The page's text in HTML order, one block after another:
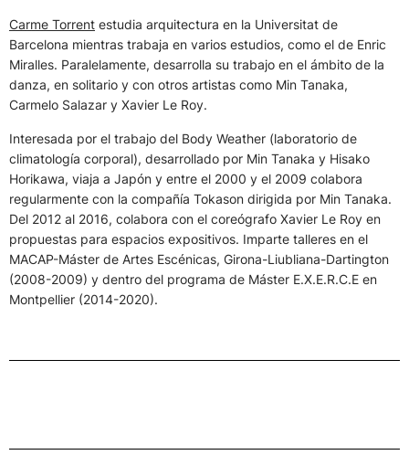
Carme Torrent estudia arquitectura en la Universitat de
Barcelona mientras trabaja en varios estudios, como el de Enric
Miralles. Paralelamente, desarrolla su trabajo en el ámbito de la
danza, en solitario y con otros artistas como Min Tanaka,
Carmelo Salazar y Xavier Le Roy.
Interesada por el trabajo del Body Weather (laboratorio de
climatología corporal), desarrollado por Min Tanaka y Hisako
Horikawa, viaja a Japón y entre el 2000 y el 2009 colabora
regularmente con la compañía Tokason dirigida por Min Tanaka.
Del 2012 al 2016, colabora con el coreógrafo Xavier Le Roy en
propuestas para espacios expositivos. Imparte talleres en el
MACAP-Máster de Artes Escénicas, Girona-Liubliana-Dartington
(2008-2009) y dentro del programa de Máster E.X.E.R.C.E en
Montpellier (2014-2020).